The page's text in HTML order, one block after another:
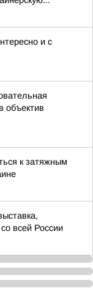
и с
объектив
к затяжным
всей России